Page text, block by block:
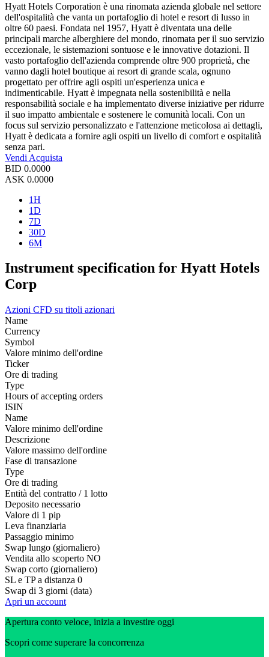
Hyatt Hotels Corporation è una rinomata azienda globale nel settore
dell'ospitalità che vanta un portafoglio di hotel e resort di lusso in
oltre 60 paesi. Fondata nel 1957, Hyatt è diventata una delle
principali marche alberghiere del mondo, rinomata per il suo servizio
eccezionale, le sistemazioni sontuose e le innovative dotazioni. Il
vasto portafoglio dell'azienda comprende oltre 900 proprietà, che
vanno dagli hotel boutique ai resort di grande scala, ognuno
progettato per offrire agli ospiti un'esperienza unica e
indimenticabile. Hyatt è impegnata nella sostenibilità e nella
responsabilità sociale e ha implementato diverse iniziative per ridurre
il suo impatto ambientale e sostenere le comunità locali. Con un
focus sul servizio personalizzato e l'attenzione meticolosa ai dettagli,
Hyatt è dedicata a fornire agli ospiti un livello di comfort e ospitalità
senza pari.
Vendi Acquista
BID 0.0000
ASK 0.0000
1H
1D
7D
30D
6M
Instrument specification for Hyatt Hotels
Corp
Azioni CFD su titoli azionari
Name
Currency
Symbol
Valore minimo dell'ordine
Ticker
Ore di trading
Type
Hours of accepting orders
ISIN
Name
Valore minimo dell'ordine
Descrizione
Valore massimo dell'ordine
Fase di transazione
Type
Ore di trading
Entità del contratto / 1 lotto
Deposito necessario
Valore di 1 pip
Leva finanziaria
Passaggio minimo
Swap lungo (giornaliero)
Vendita allo scoperto NO
Swap corto (giornaliero)
SL e TP a distanza 0
Swap di 3 giorni (data)
Apri un account
Apertura conto veloce, inizia a investire oggi
Scopri come superare la concorrenza